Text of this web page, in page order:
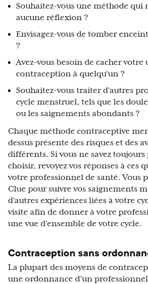
Souhaitez-vous une méthode qui
aucune réflexion ?
Envisagez-vous de tomber
?
Avez-vous besoin de cacher
contraception à quelqu'un ?
Souhaitez-vous traiter d'autres
cycle menstruel, tels que les
ou les saignements abondants ?
Chaque méthode contraceptive
dessus présente des risques et des
différents. Si vous ne savez toujours
choisir, revoyez vos réponses à ces
votre professionnel de santé. Vous
Clue pour suivre vos saignements
d'autres expériences liées à votre
visite afin de donner à votre
une vue d'ensemble de votre cycle.
Contraception sans
La plupart des moyens de
une ordonnance d'un professionnel